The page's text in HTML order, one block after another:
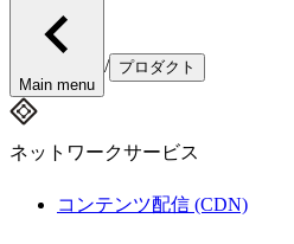
Main menu
/ プロダクト
ネットワークサービス
コンテンツ配信 (CDN)